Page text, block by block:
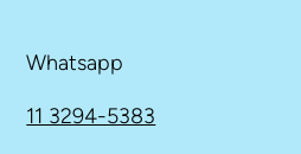
Whatsapp
11 3294-5383